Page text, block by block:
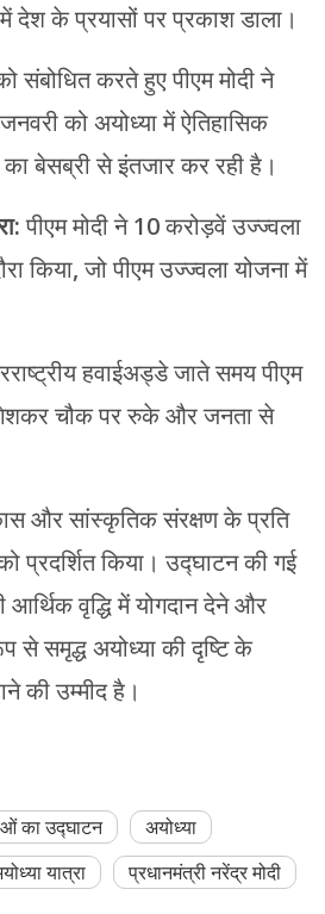
में देश के प्रयासों पर प्रकाश डाला।
संबोधित करते हुए पीएम मोदी ने
को अयोध्या में ऐतिहासिक
का बेसब्री से इंतजार कर रही है।
पीएम मोदी ने 10 करोड़वें उज्ज्वला
किया, जो पीएम उज्ज्वला योजना में
हवाईअड्डे जाते समय पीएम
चौक पर रुके और जनता से
और सांस्कृतिक संरक्षण के प्रति
प्रदर्शित किया। उद्घाटन की गई
वृद्धि में योगदान देने और
समृद्ध अयोध्या की दृष्टि के
की उम्मीद है।
का उद्घाटन
अयोध्या
यात्रा
प्रधानमंत्री नरेंद्र मोदी